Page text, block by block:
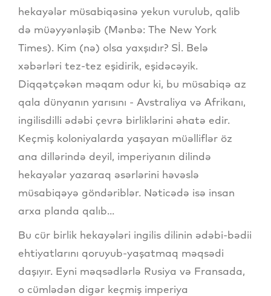
hekayələr müsabiqəsinə yekun vurulub, qalib
də müəyyənləşib (Mənbə: The New York
Times). Kim (nə) olsa yaxşıdır? Sİ. Belə
xəbərləri tez-tez eşidirik, eşidəcəyik.
Diqqətçəkən məqam odur ki, bu müsabiqə az
qala dünyanın yarısını - Avstraliya və Afrikanı,
ingilisdilli ədəbi çevrə birliklərini əhatə edir.
Keçmiş koloniyalarda yaşayan müəlliflər öz
ana dillərində deyil, imperiyanın dilində
hekayələr yazaraq əsərlərini həvəslə
müsabiqəyə göndəriblər. Nəticədə isə insan
arxa planda qalıb...
Bu cür birlik hekayələri ingilis dilinin ədəbi-bədii
ehtiyatlarını qoruyub-yaşatmaq məqsədi
daşıyır. Eyni məqsədlərlə Rusiya və Fransada,
o cümlədən digər keçmiş imperiya